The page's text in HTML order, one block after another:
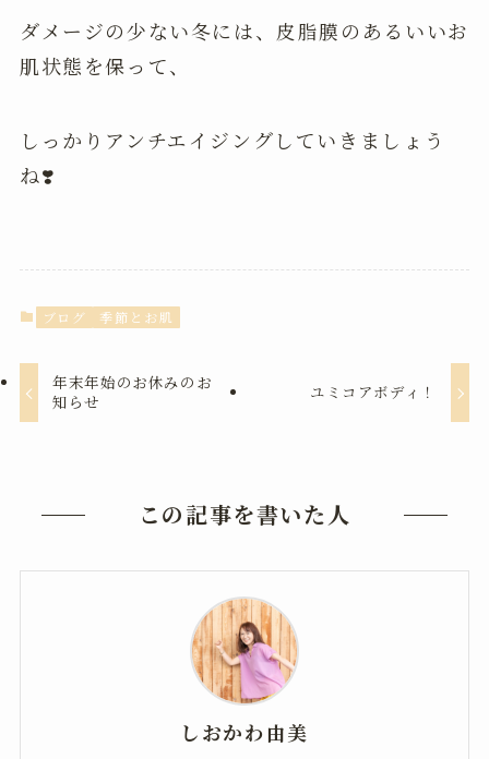
ダメージの少ない冬には、皮脂膜のあるいいお
肌状態を保って、
しっかりアンチエイジングしていきましょう
ね❣️
ブログ 季節とお肌
年末年始のお休みのお
知らせ
ユミコアボディ！
この記事を書いた人
しおかわ由美